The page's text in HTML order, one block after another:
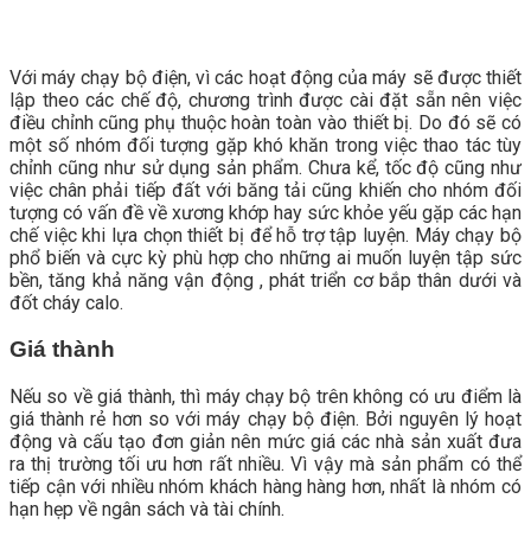
Với máy chạy bộ điện, vì các hoạt động của máy sẽ được thiết
lập theo các chế độ, chương trình được cài đặt sẵn nên việc
điều chỉnh cũng phụ thuộc hoàn toàn vào thiết bị. Do đó sẽ có
một số nhóm đối tượng gặp khó khăn trong việc thao tác tùy
chỉnh cũng như sử dụng sản phẩm. Chưa kể, tốc độ cũng như
việc chân phải tiếp đất với băng tải cũng khiến cho nhóm đối
tượng có vấn đề về xương khớp hay sức khỏe yếu gặp các hạn
chế việc khi lựa chọn thiết bị để hỗ trợ tập luyện. Máy chạy bộ
phổ biến và cực kỳ phù hợp cho những ai muốn luyện tập sức
bền, tăng khả năng vận động , phát triển cơ bắp thân dưới và
đốt cháy calo.
Giá thành
Nếu so về giá thành, thì máy chạy bộ trên không có ưu điểm là
giá thành rẻ hơn so với máy chạy bộ điện. Bởi nguyên lý hoạt
động và cấu tạo đơn giản nên mức giá các nhà sản xuất đưa
ra thị trường tối ưu hơn rất nhiều. Vì vậy mà sản phẩm có thể
tiếp cận với nhiều nhóm khách hàng hàng hơn, nhất là nhóm có
hạn hẹp về ngân sách và tài chính.